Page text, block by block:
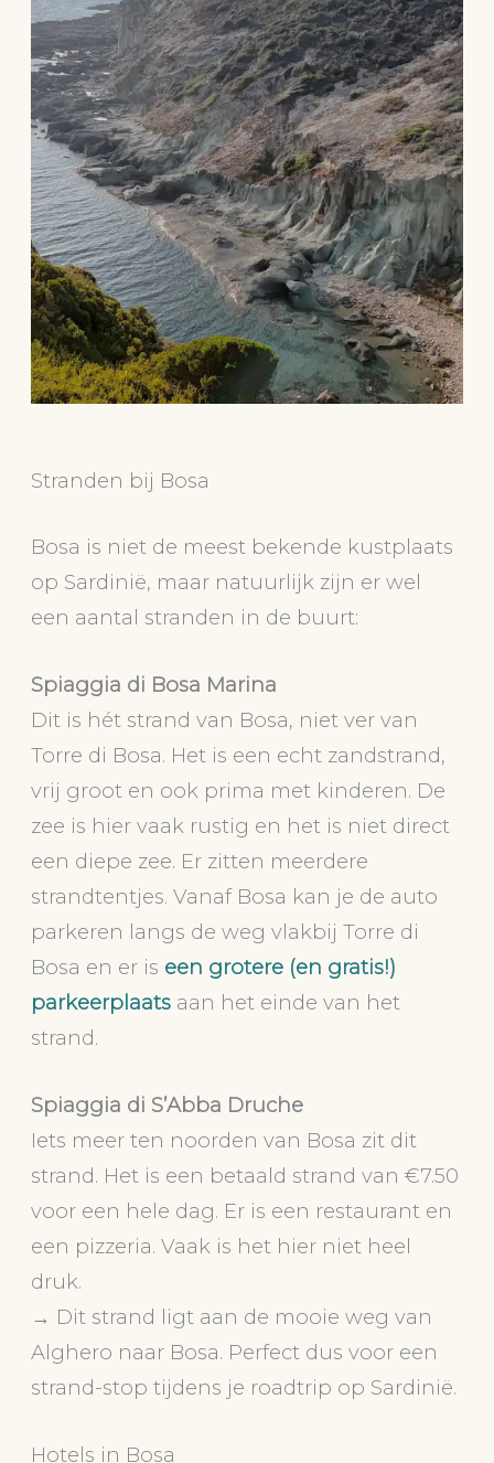
Stranden bij Bosa
Bosa is niet de meest bekende kustplaats
op Sardinië, maar natuurlijk zijn er wel
een aantal stranden in de buurt:
Spiaggia di Bosa Marina
Dit is hét strand van Bosa, niet ver van
Torre di Bosa. Het is een echt zandstrand,
vrij groot en ook prima met kinderen. De
zee is hier vaak rustig en het is niet direct
een diepe zee. Er zitten meerdere
strandtentjes. Vanaf Bosa kan je de auto
parkeren langs de weg vlakbij Torre di
Bosa en er is een grotere (en gratis!)
parkeerplaats aan het einde van het
strand.
Spiaggia di S’Abba Druche
Iets meer ten noorden van Bosa zit dit
strand. Het is een betaald strand van €7.50
voor een hele dag. Er is een restaurant en
een pizzeria. Vaak is het hier niet heel
druk.
→ Dit strand ligt aan de mooie weg van
Alghero naar Bosa. Perfect dus voor een
strand-stop tijdens je roadtrip op Sardinië.
Hotels in Bosa